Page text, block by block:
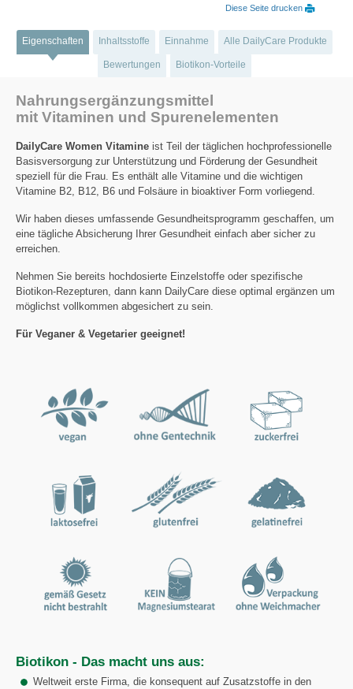
Diese Seite drucken
Eigenschaften Inhaltsstoffe Einnahme Alle DailyCare Produkte
Bewertungen Biotikon-Vorteile
Nahrungsergänzungsmittel
mit Vitaminen und Spurenelementen
DailyCare Women Vitamine ist Teil der täglichen hochprofessionelle
Basisversorgung zur Unterstützung und Förderung der Gesundheit
speziell für die Frau. Es enthält alle Vitamine und die wichtigen
Vitamine B2, B12, B6 und Folsäure in bioaktiver Form vorliegend.
Wir haben dieses umfassende Gesundheitsprogramm geschaffen, um
eine tägliche Absicherung Ihrer Gesundheit einfach aber sicher zu
erreichen.
Nehmen Sie bereits hochdosierte Einzelstoffe oder spezifische
Biotikon-Rezepturen, dann kann DailyCare diese optimal ergänzen um
möglichst vollkommen abgesichert zu sein.
Für Veganer & Vegetarier geeignet!
Biotikon - Das macht uns aus:
Weltweit erste Firma, die konsequent auf Zusatzstoffe in den